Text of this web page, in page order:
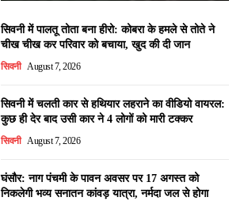
सिवनी में पालतू तोता बना हीरो: कोबरा के हमले से तोते ने
चीख चीख कर परिवार को बचाया, खुद की दी जान
सिवनी August 7, 2026
सिवनी में चलती कार से हथियार लहराने का वीडियो वायरल:
कुछ ही देर बाद उसी कार ने 4 लोगों को मारी टक्कर
सिवनी August 7, 2026
घंसौर: नाग पंचमी के पावन अवसर पर 17 अगस्त को
निकलेगी भव्य सनातन कांवड़ यात्रा, नर्मदा जल से होगा